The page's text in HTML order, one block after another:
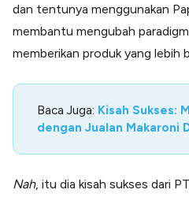
dan tentunya menggunakan
membantu mengubah
memberikan produk yang lebih
Baca Juga: Kisah Sukses:
dengan Jualan Makaroni
Nah, itu dia kisah sukses dari